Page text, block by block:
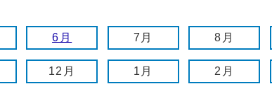
6月 7月 8月
12月 1月 2月